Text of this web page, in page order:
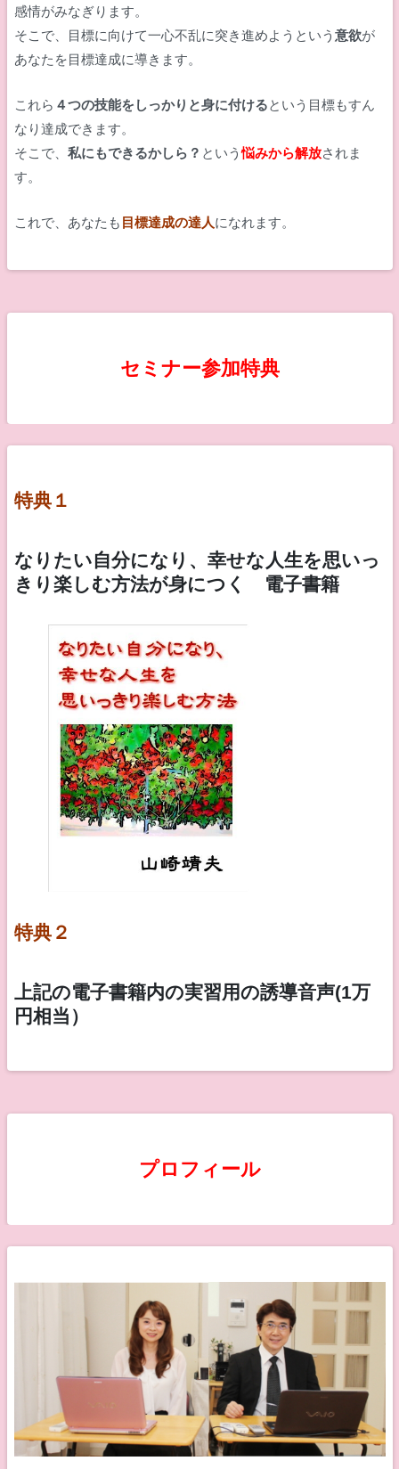
感情がみなぎります。
そこで、目標に向けて一心不乱に突き進めようという 意欲が
あなたを目標達成に導きます。
これら ４つの技能をしっかりと身に付けるという目標もすん
なり達成できます。
そこで、 私にもできるかしら？ という悩みから解放されま
す。
これで、あなたも 目標達成の達人になれます。
セミナー参加特典
特典１
なりたい自分になり、幸せな人生を思いっ
きり楽しむ方法が身につく 電子書籍
特典２
上記の電子書籍内の実習用の誘導音声(1万
円相当）
プロフィール